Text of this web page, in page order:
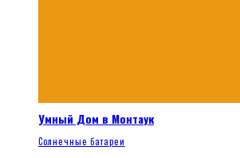
Умный Дом в Монтаук
Солнечные батареи